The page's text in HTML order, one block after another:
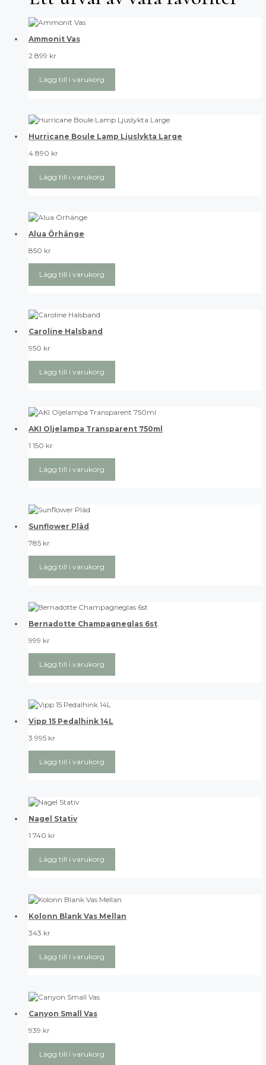
Ammonit Vas
2 899 kr
Lägg till i varukorg
Hurricane Boule Lamp Ljuslykta Large
4 890 kr
Lägg till i varukorg
Alua Örhänge
850 kr
Lägg till i varukorg
Caroline Halsband
950 kr
Lägg till i varukorg
AKI Oljelampa Transparent 750ml
1 150 kr
Lägg till i varukorg
Sunflower Pläd
785 kr
Lägg till i varukorg
Bernadotte Champagneglas 6st
999 kr
Lägg till i varukorg
Vipp 15 Pedalhink 14L
3 995 kr
Lägg till i varukorg
Nagel Stativ
1 740 kr
Lägg till i varukorg
Kolonn Blank Vas Mellan
343 kr
Lägg till i varukorg
Canyon Small Vas
939 kr
Lägg till i varukorg